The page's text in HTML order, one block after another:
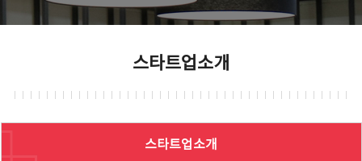
스타트업소개
스타트업소개